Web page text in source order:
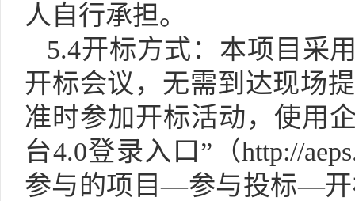
人自行承担。
5.4开标方式：本项目采
开标会议，无需到达现场
准时参加开标活动，使用
台4.0登录入口”（http://
参与的项目—参与投标—开